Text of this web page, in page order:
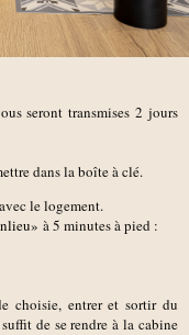
seront transmises 2 jours
dans la boîte à clé.
le logement.
à 5 minutes à pied :
choisie, entrer et sortir du
de se rendre à la cabine